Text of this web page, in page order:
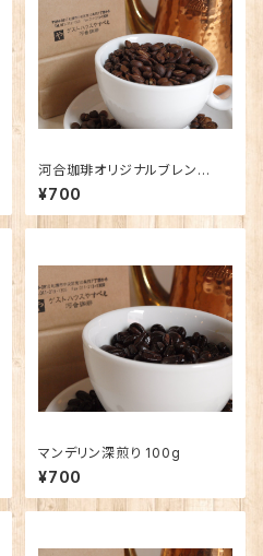
河合珈琲オリジナルブレン
ド 〜風〜 100g
¥700
マンデリン深煎り 100g
¥700